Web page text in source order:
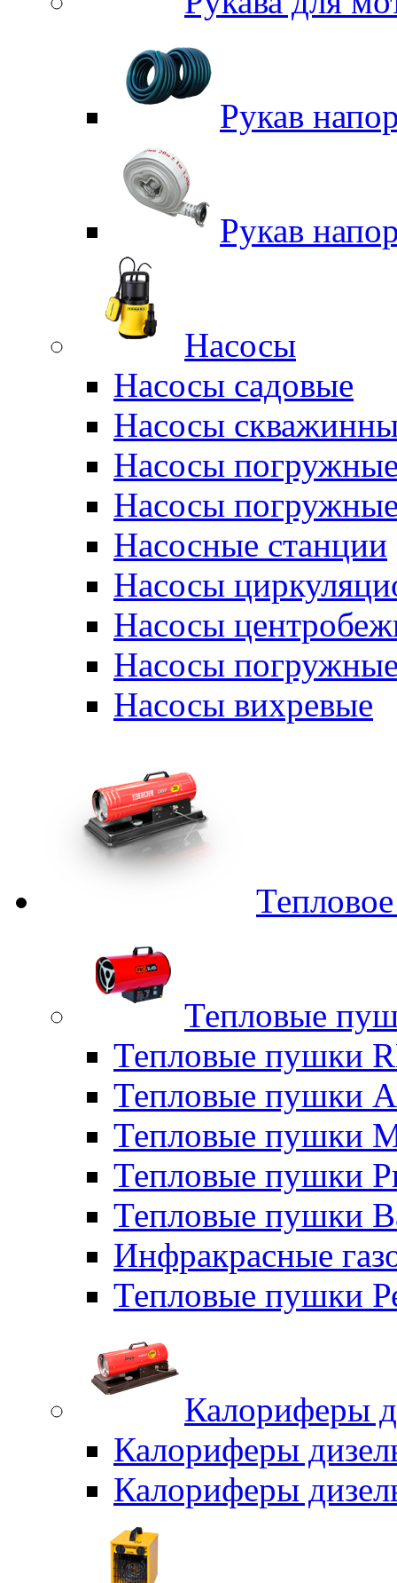
Рукав
Рукав
Насосы
Насосы садовые
Насосы
Насосы
Насосы
Насосные станции
Насосы
Насосы
Насосы
Насосы вихревые
Тепловые
Тепловые пушки
Тепловые пушки
Тепловые пушки
Тепловые пушки
Тепловые пушки
Инфракрасные
Тепловые пушки
Калориферы
Калориферы
Калориферы